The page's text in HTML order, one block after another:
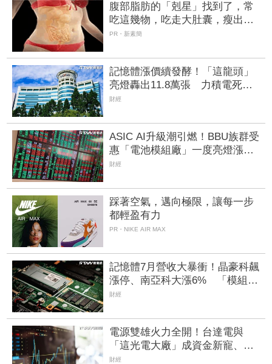
腹部脂肪的「剋星」找到了，常
吃這幾物，吃走大肚囊，瘦出小
蠻腰
PR・新素簡
記憶體漲價續發酵！「這龍頭」
亮燈轟出11.8萬張 力積電死守
均線噴36.8萬張
財經
ASIC AI升級潮引燃！BBU族群受
惠「電池模組廠」一度亮燈漲
停 順達、加百裕噴半根
財經
踩著空氣，邁向極限，讓每一步
都輕盈有力
PR・NIKE AIR MAX
記憶體7月營收大暴衝！晶豪科飆
漲停、南亞科大漲6% 「模組大
廠」Q2 EPS攀升202倍也起飛
財經
電源雙雄火力全開！台達電與
「這光電大廠」成資金新寵、
EPS衝上3.07元 營運續衝高
財經